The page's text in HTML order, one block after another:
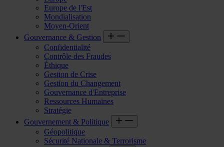
Europe de l'Est
Mondialisation
Moyen-Orient
Gouvernance & Gestion
Confidentialité
Contrôle des Fraudes
Éthique
Gestion de Crise
Gestion du Changement
Gouvernance d'Entreprise
Ressources Humaines
Stratégie
Gouvernement & Politique
Géopolitique
Sécurité Nationale & Terrorisme